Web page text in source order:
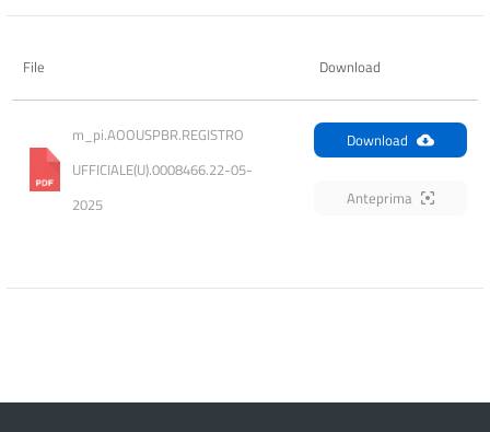
File Download
m_pi.AOOUSPBR.REGISTRO
UFFICIALE(U).0008466.22-05-
2025
Download
Anteprima